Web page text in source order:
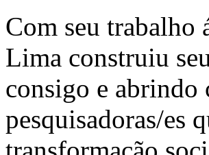
Com seu trabalho
Lima construiu
consigo e abrindo
pesquisadoras/es